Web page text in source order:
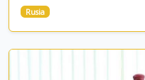
Rusia